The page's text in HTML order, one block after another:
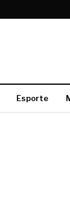
Esporte